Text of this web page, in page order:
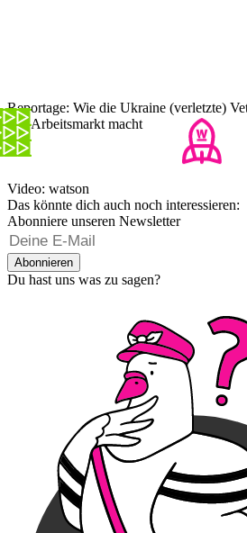
Reportage: Wie die Ukraine (verletzte)
den Arbeitsmarkt macht
Video: watson
Das könnte dich auch noch interessieren:
Abonniere unseren Newsletter
Abonnieren
Du hast uns was zu sagen?